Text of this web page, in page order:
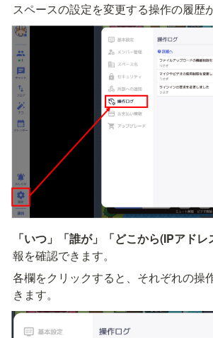
スペースの設定を変更する操作の履歴
「いつ」「誰が」「どこから(IPアドレ
報を確認できます。
各欄をクリックすると、それぞれの操
きます。